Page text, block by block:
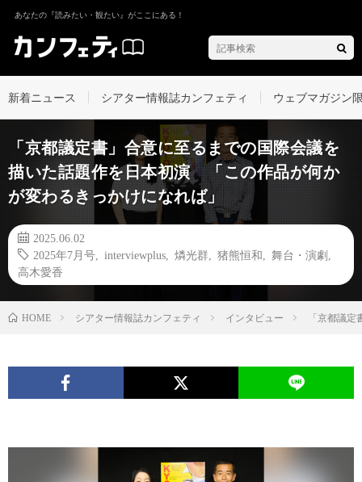
あなたの『読みたい・観たい』がここにある！
新着ニュース シアター情報誌カンフェティ ウェブマガジン
「京都議定書」合意に至るまでの国際会議を
描いた話題作を日本初演 「この作品が何か
が変わるきっかけになれば」
2025.06.02
2025年7月号
interviewplus 燐光群 猪熊恒和 舞台・演劇
高木愛香
HOME シアター情報誌カンフェティ インタビュー 「京都議